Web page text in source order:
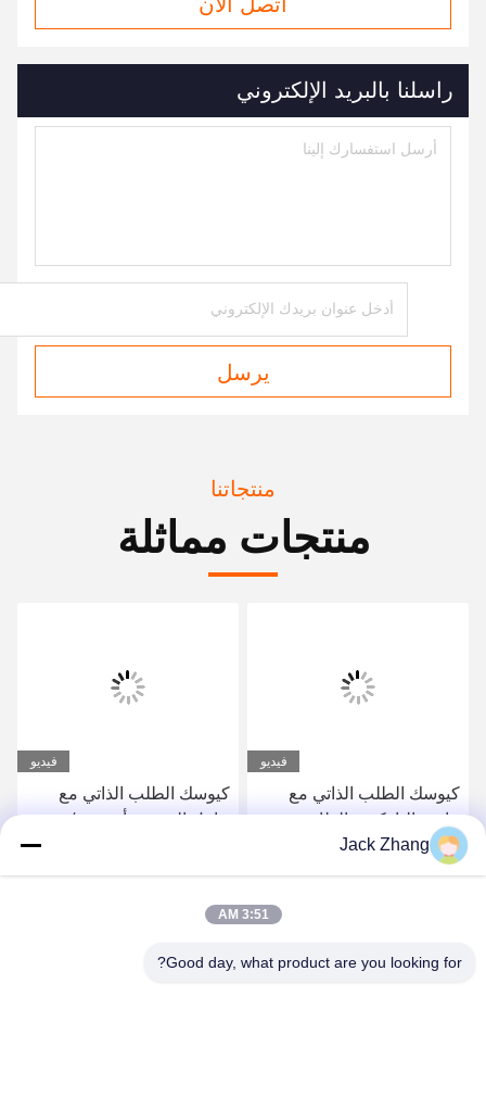
راسلنا بالبريد الإلكتروني
يرسل
منتجاتنا
منتجات مماثلة
فيديو
كيوسك الطلب الذاتي مع
ماسح الباركود والطابعة
الحرارية
احصل على افضل سعر
فيديو
كيوسك الطلب الذاتي مع
حامل البوست أندرويد /
احصل على افضل سعر
Jack Zhang
3:51 AM
Good day, what product are you looking for?